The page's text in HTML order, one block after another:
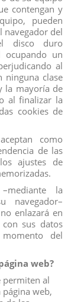
contengan y
pueden
navegador del
disco duro
ocupando un
al
ninguna clase
la mayoría de
al finalizar la
cookies de
como
de las
ajustes de
la
navegador–
no enlazará en
sus datos
del
web?
permiten al
web,